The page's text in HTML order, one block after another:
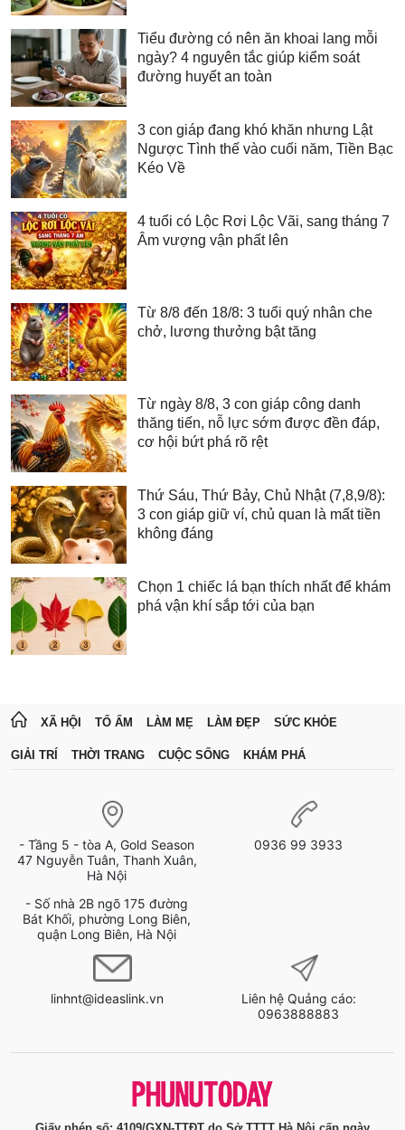
Tiểu đường có nên ăn khoai lang mỗi
ngày? 4 nguyên tắc giúp kiểm soát
đường huyết an toàn
3 con giáp đang khó khăn nhưng Lật
Ngược Tình thế vào cuối năm, Tiền Bạc
Kéo Về
4 tuổi có Lộc Rơi Lộc Vãi, sang tháng 7
Âm vượng vận phất lên
Từ 8/8 đến 18/8: 3 tuổi quý nhân che
chở, lương thưởng bật tăng
Từ ngày 8/8, 3 con giáp công danh
thăng tiến, nỗ lực sớm được đền đáp,
cơ hội bứt phá rõ rệt
Thứ Sáu, Thứ Bảy, Chủ Nhật (7,8,9/8):
3 con giáp giữ ví, chủ quan là mất tiền
không đáng
Chọn 1 chiếc lá bạn thích nhất để khám
phá vận khí sắp tới của bạn
XÃ HỘI TỔ ẤM LÀM MẸ LÀM ĐẸP SỨC KHỎE
GIẢI TRÍ THỜI TRANG CUỘC SỐNG KHÁM PHÁ
- Tầng 5 - tòa A, Gold Season
47 Nguyễn Tuân, Thanh Xuân,
Hà Nội
- Số nhà 2B ngõ 175 đường
Bát Khối, phường Long Biên,
quận Long Biên, Hà Nội
0936 99 3933
linhnt@ideaslink.vn
Liên hệ Quảng cáo:
0963888883